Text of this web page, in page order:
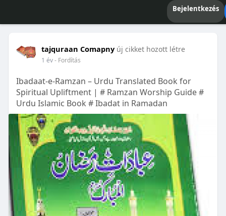
Bejelentkezés
tajquraan Comapny új cikket hozott létre
1 év- Fordítás
Ibadaat-e-Ramzan – Urdu Translated Book for
Spiritual Upliftment | # Ramzan Worship Guide #
Urdu Islamic Book # Ibadat in Ramadan